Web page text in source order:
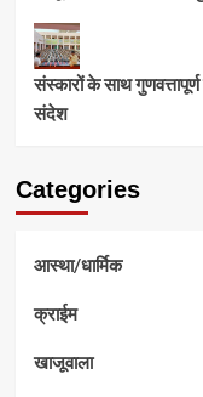
संस्कारों के साथ गुणवत्तापूर्ण
संदेश
Categories
आस्था/धार्मिक
क्राईम
खाजूवाला